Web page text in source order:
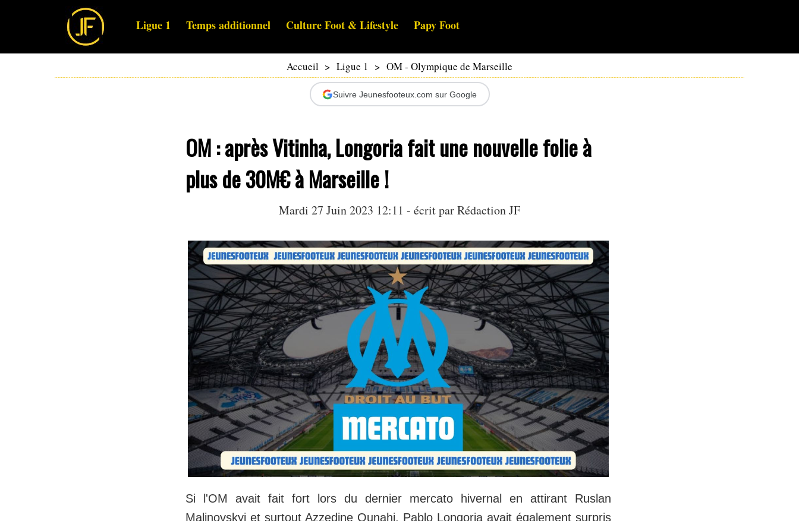
Ligue 1 Temps additionnel Culture Foot & Lifestyle Papy Foot
Accueil > Ligue 1 > OM - Olympique de Marseille
Suivre Jeunesfooteux.com sur Google
OM : après Vitinha, Longoria fait une nouvelle folie à
plus de 30M€ à Marseille !
Mardi 27 Juin 2023 12:11 - écrit par Rédaction JF
Si l'OM avait fait fort lors du dernier mercato hivernal en attirant Ruslan
Malinovskyi et surtout Azzedine Ounahi, Pablo Longoria avait également surpris